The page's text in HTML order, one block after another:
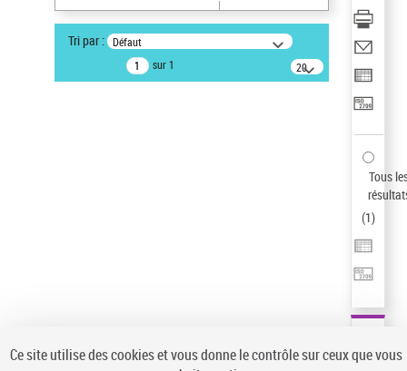
Statut de la notice d’autorité
Notice élémentaire
Type de notice d'autorité
Tri par : Défaut
sur 1
20
résultats/page
Tous
(1)
Ce site utilise des cookies et vous donne le contrôle sur ceux que vous